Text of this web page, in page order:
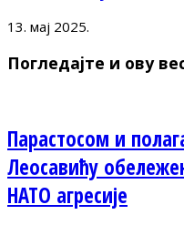
13. мај 2025.
Погледајте и ову
Парастосом и
Леосавићу
НАТО агресије